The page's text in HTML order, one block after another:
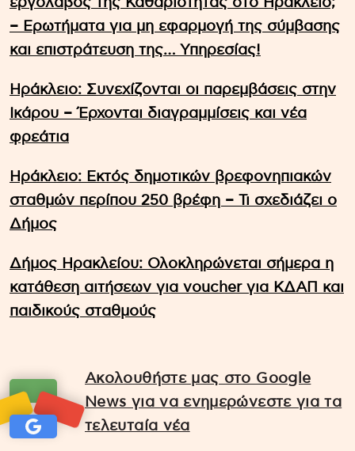
– Ερωτήματα για μη εφαρμογή της σύμβασης
και επιστράτευση της… Υπηρεσίας!
Ηράκλειο: Συνεχίζονται οι παρεμβάσεις στην
Ικάρου – Έρχονται διαγραμμίσεις και νέα
φρεάτια
Ηράκλειο: Εκτός δημοτικών βρεφονηπιακών
σταθμών περίπου 250 βρέφη – Τι σχεδιάζει ο
Δήμος
Δήμος Ηρακλείου: Ολοκληρώνεται σήμερα η
κατάθεση αιτήσεων για voucher για ΚΔΑΠ και
παιδικούς σταθμούς
Ακολουθήστε μας στο Google
News για να ενημερώνεστε για τα
τελευταία νέα